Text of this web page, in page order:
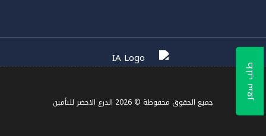
طلب سعر
جميع الحقوق محفوظة © 2026 الدرع الاخضر للتأمين